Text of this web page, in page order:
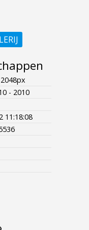
- 2010
11:18:08